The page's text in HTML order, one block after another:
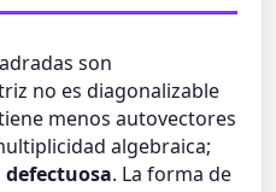
son
no es diagonalizable
menos autovectores
algebraica;
defectuosa. La forma de